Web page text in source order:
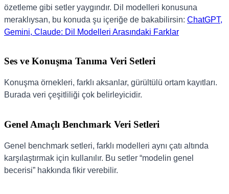
özetleme gibi setler yaygındır. Dil modelleri konusuna
meraklıysan, bu konuda şu içeriğe de bakabilirsin: ChatGPT,
Gemini, Claude: Dil Modelleri Arasındaki Farklar
Ses ve Konuşma Tanıma Veri Setleri
Konuşma örnekleri, farklı aksanlar, gürültülü ortam kayıtları.
Burada veri çeşitliliği çok belirleyicidir.
Genel Amaçlı Benchmark Veri Setleri
Genel benchmark setleri, farklı modelleri aynı çatı altında
karşılaştırmak için kullanılır. Bu setler “modelin genel
becerisi” hakkında fikir verebilir.